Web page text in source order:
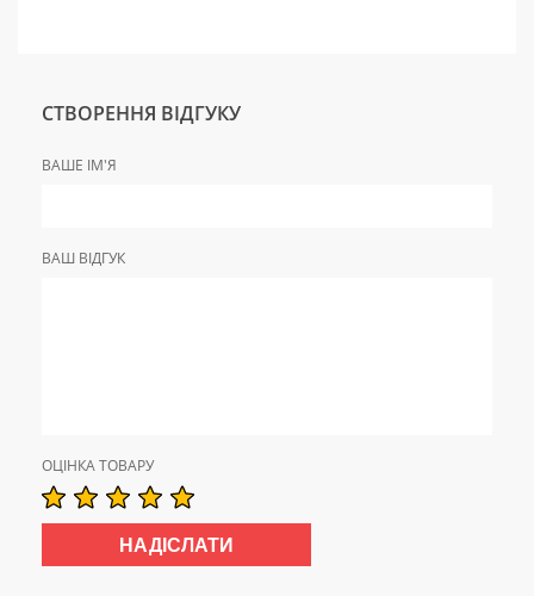
СТВОРЕННЯ ВІДГУКУ
ВАШЕ ІМ'Я
ВАШ ВІДГУК
ОЦІНКА ТОВАРУ